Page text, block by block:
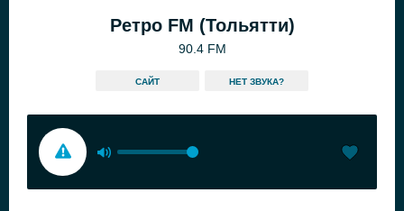
Ретро FM (Тольятти)
90.4 FM
САЙТ HЕТ ЗВУКА?